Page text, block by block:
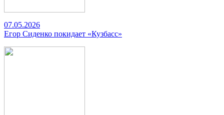
07.05.2026
Егор Сиденко покидает «Кузбасс»